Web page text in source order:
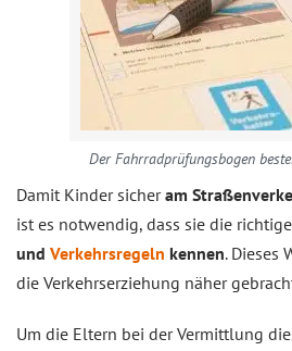
Der Fahrradprüfungsbogen
Damit Kinder sicheram
ist es notwendig, dass sie die
und Verkehrsregeln kennen. Dieses
die Verkehrserziehung näher
Um die Eltern bei der Vermittlung